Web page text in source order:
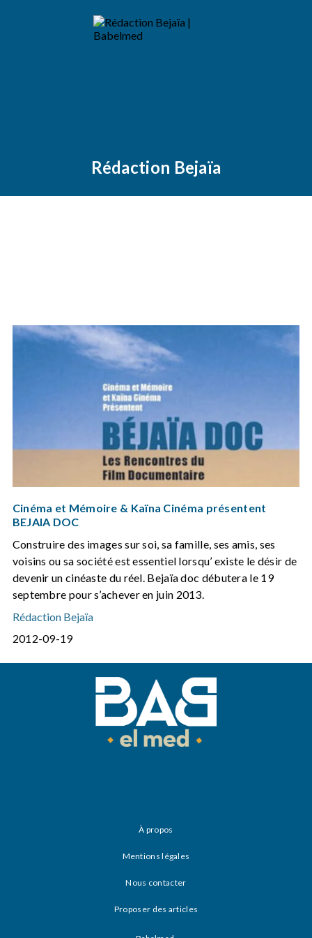
Rédaction Bejaïa
Cinéma et Mémoire & Kaïna Cinéma présentent
BEJAIA DOC
Construire des images sur soi, sa famille, ses amis, ses
voisins ou sa société est essentiel lorsqu’ existe le désir de
devenir un cinéaste du réel. Bejaïa doc débutera le 19
septembre pour s’achever en juin 2013.
Rédaction Bejaïa
2012-09-19
À propos
Mentions légales
Nous contacter
Proposer des articles